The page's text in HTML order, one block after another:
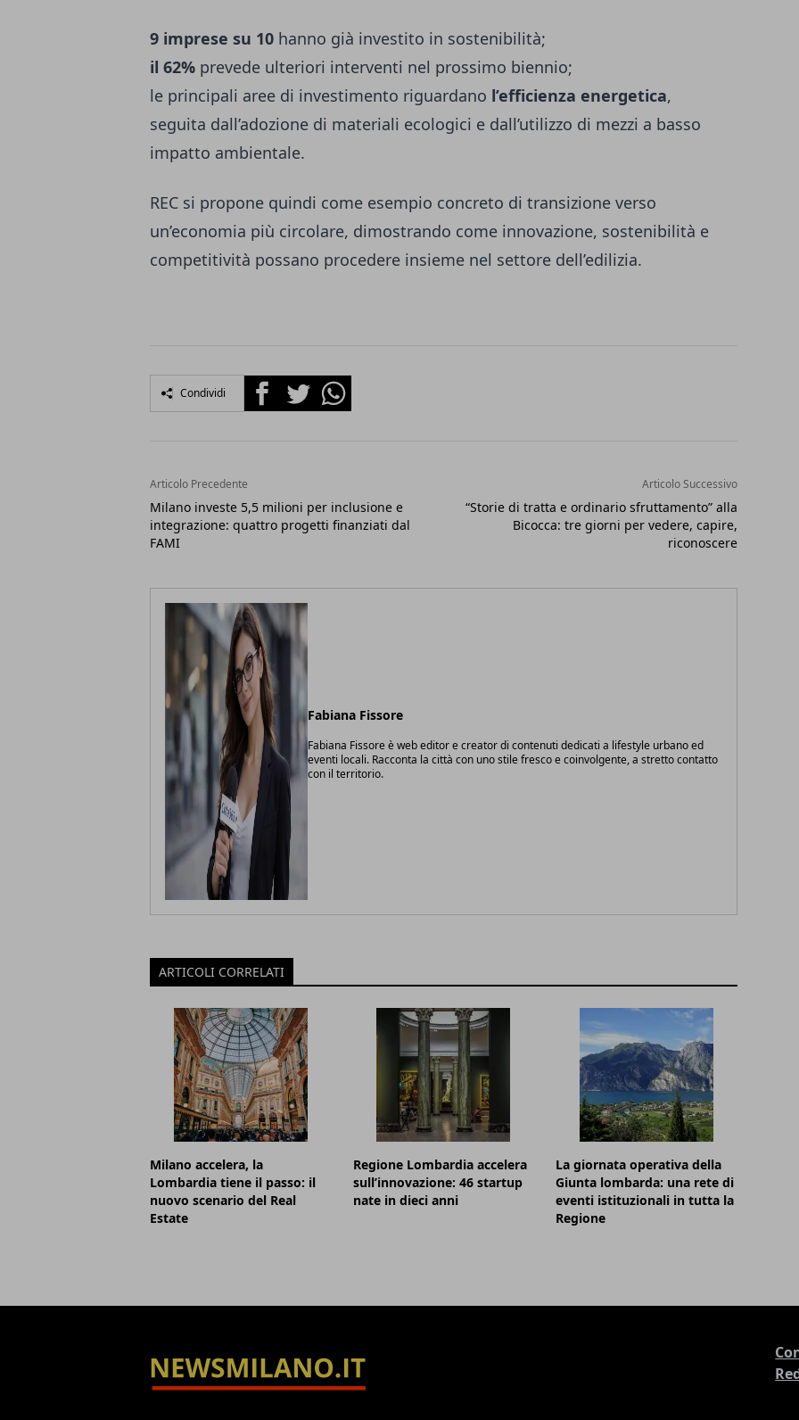
9 imprese su 10 hanno già investito in sostenibilità;
il 62% prevede ulteriori interventi nel prossimo biennio;
le principali aree di investimento riguardano l’efficienza energetica,
seguita dall’adozione di materiali ecologici e dall’utilizzo di mezzi a basso
impatto ambientale.
REC si propone quindi come esempio concreto di transizione verso
un’economia più circolare, dimostrando come innovazione, sostenibilità e
competitività possano procedere insieme nel settore dell’edilizia.
Condividi FacebookTwitterWhatsapp
Articolo Precedente
Milano investe 5,5 milioni per inclusione e
integrazione: quattro progetti finanziati dal
FAMI
Articolo Successivo
“Storie di tratta e ordinario sfruttamento” alla
Bicocca: tre giorni per vedere, capire,
riconoscere
Fabiana Fissore
Fabiana Fissore è web editor e creator di contenuti dedicati a lifestyle urbano ed
eventi locali. Racconta la città con uno stile fresco e coinvolgente, a stretto contatto
con il territorio.
ARTICOLI CORRELATI
Milano accelera, la
Lombardia tiene il passo: il
nuovo scenario del Real
Estate
Regione Lombardia accelera
sull’innovazione: 46 startup
nate in dieci anni
La giornata operativa della
Giunta lombarda: una rete di
eventi istituzionali in tutta la
Regione